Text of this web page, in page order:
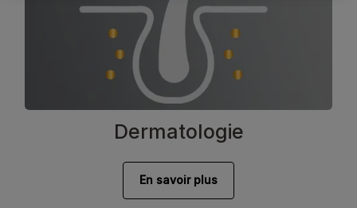
Dermatologie
En savoir plus